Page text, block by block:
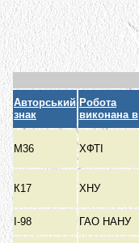
Авторський
знак
Робота
виконана в
М36 ХФТІ
К17 ХНУ
І-98
ГАО НАНУ